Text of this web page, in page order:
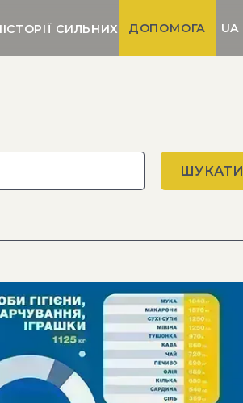
ІСТОРІЇ СИЛЬНИХ ДОПОМОГА UA
ШУКАТИ